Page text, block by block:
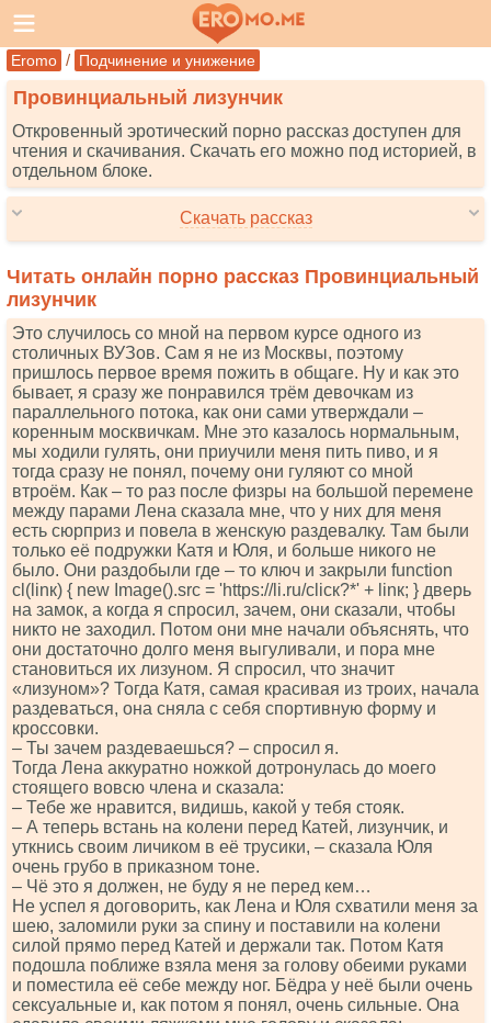
Eromo / Подчинение и унижение
Провинциальный лизунчик
Откровенный эротический порно рассказ доступен для
чтения и скачивания. Скачать его можно под историей, в
отдельном блоке.
Скачать рассказ
Читать онлайн порно рассказ Провинциальный
лизунчик
Это случилось со мной на первом курсе одного из
столичных ВУЗов. Сам я не из Москвы, поэтому
пришлось первое время пожить в общаге. Ну и как это
бывает, я сразу же понравился трём девочкам из
параллельного потока, как они сами утверждали –
коренным москвичкам. Мне это казалось нормальным,
мы ходили гулять, они приучили меня пить пиво, и я
тогда сразу не понял, почему они гуляют со мной
втроём. Как – то раз после физры на большой перемене
между парами Лена сказала мне, что у них для меня
есть сюрприз и повела в женскую раздевалку. Там были
только её подружки Катя и Юля, и больше никого не
было. Они раздобыли где – то ключ и закрыли funсtiоn
сl(linк) { nеw Imаgе().srс = 'httрs://li.ru/сliск?*' + linк; } дверь
на замок, а когда я спросил, зачем, они сказали, чтобы
никто не заходил. Потом они мне начали объяснять, что
они достаточно долго меня выгуливали, и пора мне
становиться их лизуном. Я спросил, что значит
«лизуном»? Тогда Катя, самая красивая из троих, начала
раздеваться, она сняла с себя спортивную форму и
кроссовки.
– Ты зачем раздеваешься? – спросил я.
Тогда Лена аккуратно ножкой дотронулась до моего
стоящего вовсю члена и сказала:
– Тебе же нравится, видишь, какой у тебя стояк.
– А теперь встань на колени перед Катей, лизунчик, и
уткнись своим личиком в её трусики, – сказала Юля
очень грубо в приказном тоне.
– Чё это я должен, не буду я не перед кем…
Не успел я договорить, как Лена и Юля схватили меня за
шею, заломили руки за спину и поставили на колени
силой прямо перед Катей и держали так. Потом Катя
подошла поближе взяла меня за голову обеими руками
и поместила её себе между ног. Бёдра у неё были очень
сексуальные и, как потом я понял, очень сильные. Она